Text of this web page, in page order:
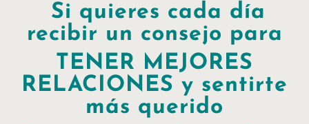
Si quieres cada día
recibir un consejo para
TENER MEJORES
RELACIONES y sentirte
más querido